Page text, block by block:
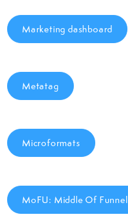
Marketing dashboard
Metatag
Microformats
MoFU: Middle Of Funnel